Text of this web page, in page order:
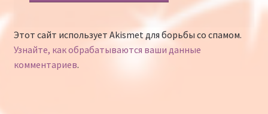
Этот сайт использует Akismet для борьбы со спамом.
Узнайте, как обрабатываются ваши данные
комментариев.